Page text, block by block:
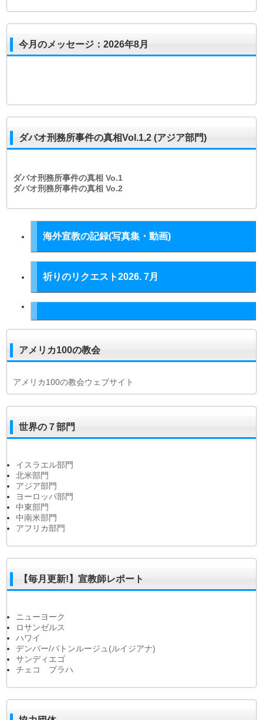
今月のメッセージ：2026年8月
ダバオ刑務所事件の真相Vol.1,2 (アジア部門)
ダバオ刑務所事件の真相Vo.1
ダバオ刑務所事件の真相Vo.2
海外宣教の記録(写真集・動画)
祈りのリクエスト2026. 7月
アメリカ100の教会
アメリカ100の教会ウェブサイト
世界の７部門
イスラエル部門
北米部門
アジア部門
ヨーロッパ部門
中東部門
中南米部門
アフリカ部門
【毎月更新!】宣教師レポート
ニューヨーク
ロサンゼルス
ハワイ
デンバー/バトンルージュ(ルイジアナ)
サンディエゴ
チェコ プラハ